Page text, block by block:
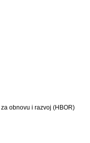
obnovu i razvoj (HBOR)